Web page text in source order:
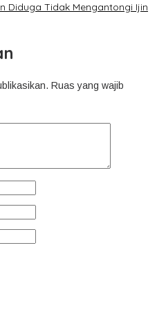
Diduga Tidak Mengantongi Ijin
Ruas yang wajib